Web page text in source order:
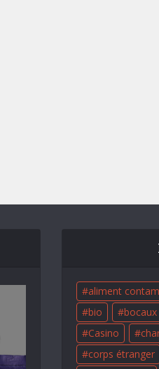
aliment
bio
bocaux
Casino
corps étranger